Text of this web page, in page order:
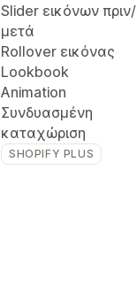
Slider εικόνων πριν/
μετά
Rollover εικόνας
Lookbook
Animation
Συνδυασμένη
καταχώριση
SHOPIFY PLUS